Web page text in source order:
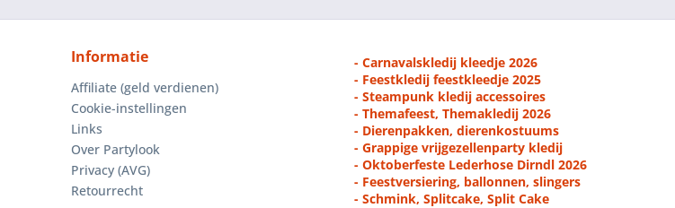
Informatie
Affiliate (geld verdienen)
Cookie-instellingen
Links
Over Partylook
Privacy (AVG)
Retourrecht
- Carnavalskledij kleedje 2026
- Feestkledij feestkleedje 2025
- Steampunk kledij accessoires
- Themafeest, Themakledij 2026
- Dierenpakken, dierenkostuums
- Grappige vrijgezellenparty kledij
- Oktoberfeste Lederhose Dirndl 2026
- Feestversiering, ballonnen, slingers
- Schmink, Splitcake, Split Cake